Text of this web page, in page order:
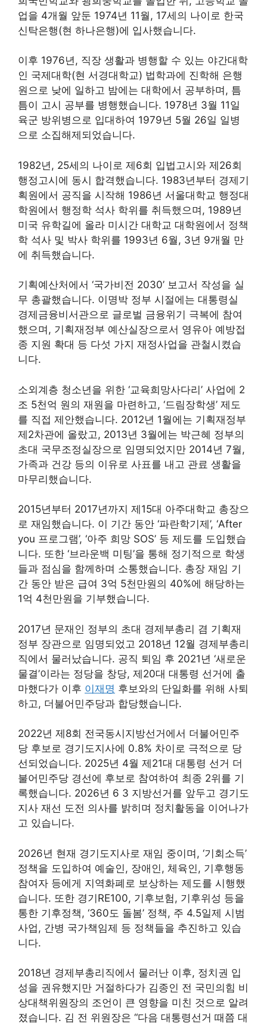
업을 4개월 앞둔 1974년 11월, 17세의 나이로 한국
신탁은행(현 하나은행)에 입사했습니다.
이후 1976년, 직장 생활과 병행할 수 있는 야간대학
인 국제대학(현 서경대학교) 법학과에 진학해 은행
원으로 낮에 일하고 밤에는 대학에서 공부하며, 틈
틈이 고시 공부를 병행했습니다. 1978년 3월 11일
육군 방위병으로 입대하여 1979년 5월 26일 일병
으로 소집해제되었습니다.
1982년, 25세의 나이로 제6회 입법고시와 제26회
행정고시에 동시 합격했습니다. 1983년부터 경제기
획원에서 공직을 시작해 1986년 서울대학교 행정대
학원에서 행정학 석사 학위를 취득했으며, 1989년
미국 유학길에 올라 미시간 대학교 대학원에서 정책
학 석사 및 박사 학위를 1993년 6월, 3년 9개월 만
에 취득했습니다.
기획예산처에서 ‘국가비전 2030’ 보고서 작성을 실
무 총괄했습니다. 이명박 정부 시절에는 대통령실
경제금융비서관으로 글로벌 금융위기 극복에 참여
했으며, 기획재정부 예산실장으로서 영유아 예방접
종 지원 확대 등 다섯 가지 재정사업을 관철시켰습
니다.
소외계층 청소년을 위한 ‘교육희망사다리’ 사업에 2
조 5천억 원의 재원을 마련하고, ‘드림장학생’ 제도
를 직접 제안했습니다. 2012년 1월에는 기획재정부
제2차관에 올랐고, 2013년 3월에는 박근혜 정부의
초대 국무조정실장으로 임명되었지만 2014년 7월,
가족과 건강 등의 이유로 사표를 내고 관료 생활을
마무리했습니다.
2015년부터 2017년까지 제15대 아주대학교 총장으
로 재임했습니다. 이 기간 동안 ‘파란학기제’, ‘After
you 프로그램’, ‘아주 희망 SOS’ 등 제도를 도입했습
니다. 또한 ‘브라운백 미팅’을 통해 정기적으로 학생
들과 점심을 함께하며 소통했습니다. 총장 재임 기
간 동안 받은 급여 3억 5천만원의 40%에 해당하는
1억 4천만원을 기부했습니다.
2017년 문재인 정부의 초대 경제부총리 겸 기획재
정부 장관으로 임명되었고 2018년 12월 경제부총리
직에서 물러났습니다. 공직 퇴임 후 2021년 ‘새로운
물결’이라는 정당을 창당, 제20대 대통령 선거에 출
마했다가 이후 이재명 후보와의 단일화를 위해 사퇴
하고, 더불어민주당과 합당했습니다.
2022년 제8회 전국동시지방선거에서 더불어민주
당 후보로 경기도지사에 0.8% 차이로 극적으로 당
선되었습니다. 2025년 4월 제21대 대통령 선거 더
불어민주당 경선에 후보로 참여하여 최종 2위를 기
록했습니다. 2026년 6 3 지방선거를 앞두고 경기도
지사 재선 도전 의사를 밝히며 정치활동을 이어나가
고 있습니다.
2026년 현재 경기도지사로 재임 중이며, ‘기회소득’
정책을 도입하여 예술인, 장애인, 체육인, 기후행동
참여자 등에게 지역화폐로 보상하는 제도를 시행했
습니다. 또한 경기RE100, 기후보험, 기후위성 등을
통한 기후정책, ‘360도 돌봄’ 정책, 주 4.5일제 시범
사업, 간병 국가책임제 등 정책들을 추진하고 있습
니다.
2018년 경제부총리직에서 물러난 이후, 정치권 입
성을 권유했지만 거절하다가 김종인 전 국민의힘 비
상대책위원장의 조언이 큰 영향을 미친 것으로 알려
졌습니다. 김 전 위원장은 “다음 대통령선거 때쯤 대